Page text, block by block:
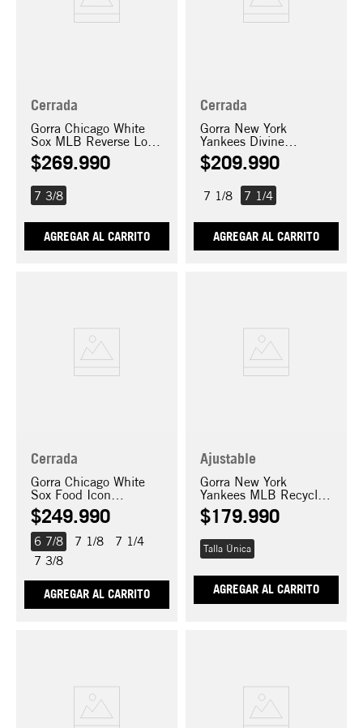
Cerrada
Gorra Chicago White
Sox MLB Reverse Logo
59FIFTY
$269.990
7 3/8
AGREGAR AL CARRITO
Cerrada
Gorra New York
Yankees Divine
Symbols 59FIFTY
$209.990
7 1/4
7 1/8
AGREGAR AL CARRITO
Cerrada
Gorra Chicago White
Sox Food Icon
59FIFTY
$249.990
6 7/8 7 1/4
7 1/8
7 3/8
AGREGAR AL CARRITO
Ajustable
Gorra New York
Yankees MLB Recycled
9FORTY
$179.990
Talla Única
AGREGAR AL CARRITO